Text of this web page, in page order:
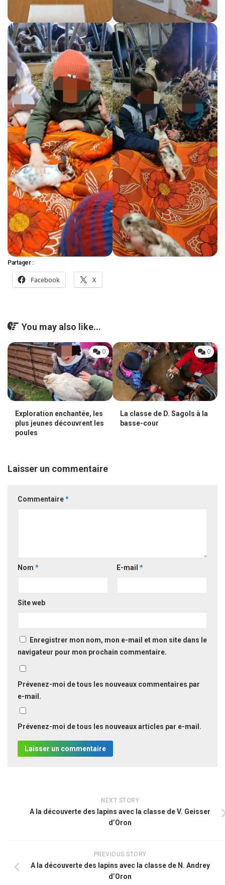
Partager :
Facebook X
You may also like...
0
Exploration enchantée, les
plus jeunes découvrent les
poules
0
La classe de D. Sagols à la
basse-cour
Laisser un commentaire
Commentaire*
Nom * E-mail *
Site web
Enregistrer mon nom, mon e-mail et mon site dans le
navigateur pour mon prochain commentaire.
Prévenez-moi de tous les nouveaux commentaires par
e-mail.
Prévenez-moi de tous les nouveaux articles par e-mail.
NEXT STORY
A la découverte des lapins avec la classe de V. Geisser
d’Oron
PREVIOUS STORY
A la découverte des lapins avec la classe de N. Andrey
d’Oron